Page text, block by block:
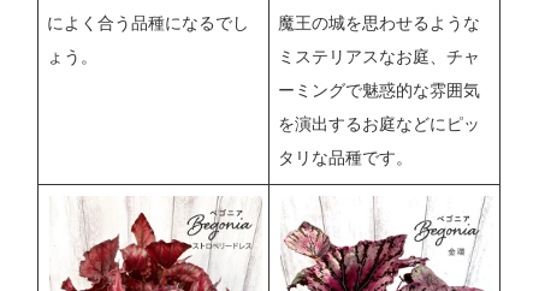
によく合う品種になるでし
ょう。
魔王の城を思わせるような
ミステリアスなお庭、チャ
ーミングで魅惑的な雰囲気
を演出するお庭などにピッ
タリな品種です。